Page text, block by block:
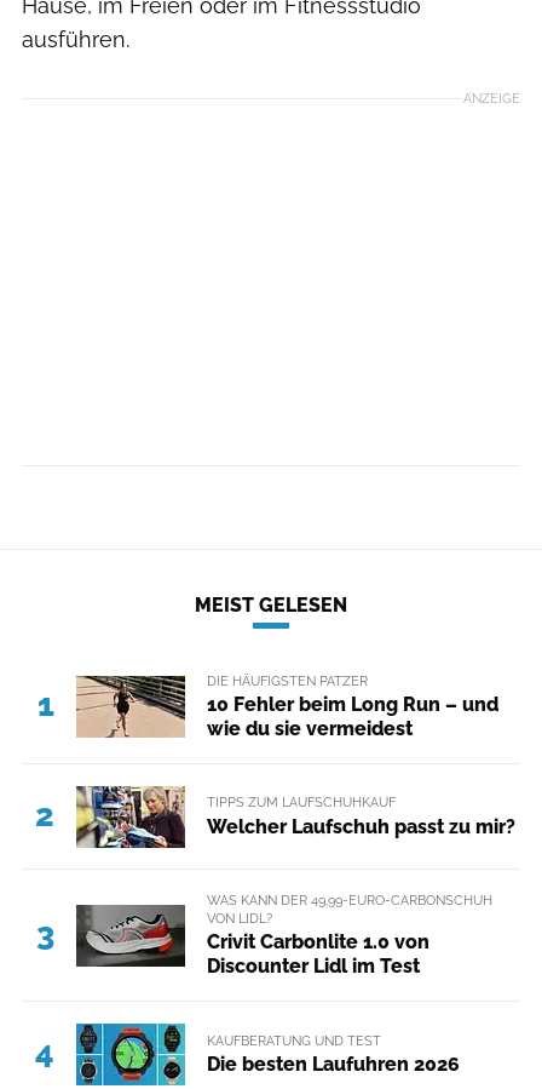
Hause, im Freien oder im Fitnessstudio
ausführen.
ANZEIGE
MEIST GELESEN
1
DIE HÄUFIGSTEN PATZER
10 Fehler beim Long Run – und
wie du sie vermeidest
2 TIPPS ZUM LAUFSCHUHKAUF
Welcher Laufschuh passt zu mir?
3
WAS KANN DER 49,99-EURO-CARBONSCHUH
VON LIDL?
Crivit Carbonlite 1.0 von
Discounter Lidl im Test
4 KAUFBERATUNG UND TEST
Die besten Laufuhren 2026